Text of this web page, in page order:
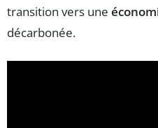
transition vers une
décarbonée.